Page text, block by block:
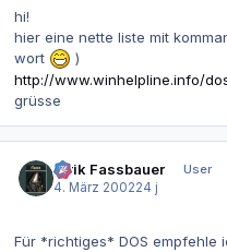
hi!
hier eine nette liste mit
wort
)
http://www.winhelpline.info/
grüsse
Alrik Fassbauer
User
4. März 200224 j
Für *richtiges* DOS empfehle